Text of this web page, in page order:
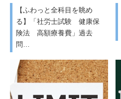
【ふわっと全科目を眺め
る】「社労士試験 健康保
険法 高額療養費」過去
問…